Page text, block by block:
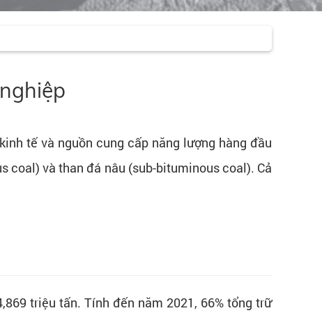
tế và nguồn cung cấp năng lượng hàng đầu
coal) và than đá nâu (sub-bituminous coal). Cả
triệu tấn. Tính đến năm 2021, 66% tổng trữ